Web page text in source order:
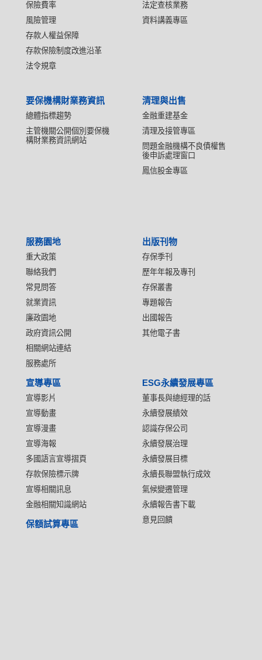
保險費率
風險管理
存款人權益保障
存款保險制度改進沿革
法令規章
法定查核業務
資料講義專區
要保機構財業務資訊
總體指標趨勢
主管機關公開個別要保機
構財業務資訊網站
清理與出售
金融重建基金
清理及接管專區
問題金融機構不良債權售
後申訴處理窗口
鳳信股金專區
服務園地
重大政策
聯絡我們
常見問答
就業資訊
廉政園地
政府資訊公開
相關網站連結
服務處所
出版刊物
存保季刊
歷年年報及專刊
存保叢書
專題報告
出國報告
其他電子書
宣導專區
宣導影片
宣導動畫
宣導漫畫
宣導海報
多國語言宣導摺頁
存款保險標示牌
宣導相關訊息
金融相關知識網站
ESG永續發展專區
董事長與總經理的話
永續發展績效
認識存保公司
永續發展治理
永續發展目標
永續長聯盟執行成效
氣候變遷管理
永續報告書下載
意見回饋
保額試算專區